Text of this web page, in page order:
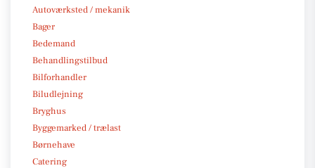
Autoværksted / mekanik
Bager
Bedemand
Behandlingstilbud
Bilforhandler
Biludlejning
Bryghus
Byggemarked / trælast
Børnehave
Catering